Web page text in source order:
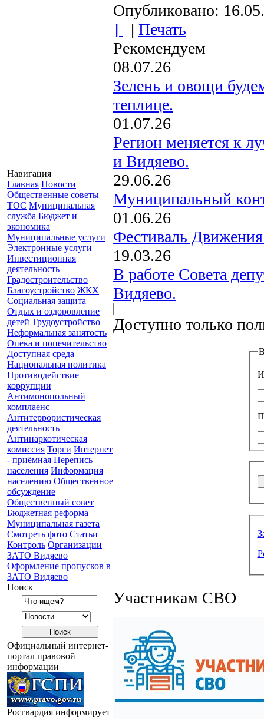
Навигация
Главная Новости
Общественные советы
ТОС Муниципальная
служба Бюджет и
экономика
Муниципальные услуги
Электронные услуги
Инвестиционная
деятельность
Градостроительство
Благоустройство ЖКХ
Социальная защита
Отдых и оздоровление
детей Трудоустройство
Неформальная занятость
Опека и попечительство
Доступная среда
Национальная политика
Противодействие
коррупции
Антимонопольный
комплаенс
Антитеррористическая
деятельность
Антинаркотическая
комиссия Торги Интернет
- приёмная Перепись
населения Информация
населению Общественное
обсуждение
Общественный совет
Бюджетная реформа
Муниципальная газета
Смотреть фото Статьи
Контроль Организации
ЗАТО Видяево
Оформление пропусков в
ЗАТО Видяево
Поиск
Официальный интернет-
портал правовой
информации
Росгвардия информирует
Опубликовано:
]
| Печать
Рекомендуем
08.07.26
Зелень и овощи
теплице.
01.07.26
Регион меняется к
и Видяево.
29.06.26
Муниципальный
01.06.26
Фестиваль
19.03.26
В работе Совета
Видяево.
Доступно только
Участникам СВО